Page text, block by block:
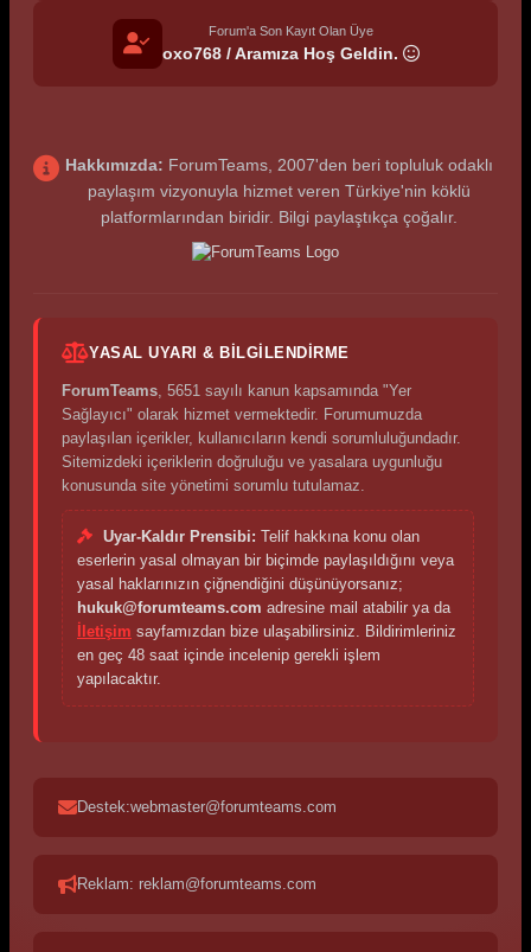
Forum'a Son Kayıt Olan Üye
oxo768 / Aramıza Hoş Geldin.
Hakkımızda: ForumTeams, 2007'den beri topluluk odaklı
paylaşım vizyonuyla hizmet veren Türkiye'nin köklü
platformlarından biridir. Bilgi paylaştıkça çoğalır.
YASAL UYARI & BILGILENDIRME
ForumTeams, 5651 sayılı kanun kapsamında "Yer
Sağlayıcı" olarak hizmet vermektedir. Forumumuzda
paylaşılan içerikler, kullanıcıların kendi sorumluluğundadır.
Sitemizdeki içeriklerin doğruluğu ve yasalara uygunluğu
konusunda site yönetimi sorumlu tutulamaz.
Uyar-Kaldır Prensibi: Telif hakkına konu olan
eserlerin yasal olmayan bir biçimde paylaşıldığını veya
yasal haklarınızın çiğnendiğini düşünüyorsanız;
hukuk@forumteams.com adresine mail atabilir ya da
İletişim sayfamızdan bize ulaşabilirsiniz. Bildirimleriniz
en geç 48 saat içinde incelenip gerekli işlem
yapılacaktır.
Destek:webmaster@forumteams.com
Reklam: reklam@forumteams.com